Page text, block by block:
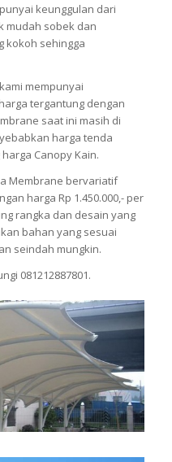
keunggulan dari
mudah sobek dan
kokoh sehingga
mempunyai
tergantung dengan
saat ini masih di
harga tenda
Canopy Kain.
Membrane bervariatif
harga Rp 1.450.000,- per
rangka dan desain yang
bahan yang sesuai
seindah mungkin.
081212887801.